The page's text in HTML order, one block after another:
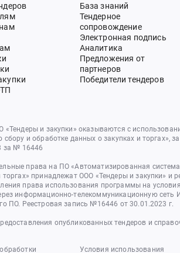
База знаний
Тендерное
сопровождение
Электронная подпись
Аналитика
Предложения от
партнеров
Победители тендеров
«Тендеры и закупки» оказываются с
сбору и обработке данных о закупках и торгах»,
за № 16446
права на ПО «Автоматизированная
торгах» принадлежат ООО «Тендеры и закупки» и
права использования программы на
информационно-телекоммуникационную сеть
ПО. Реестровая запись №16446 от 30.01.2023 г.
опубликованных тендеров и
Условия использования